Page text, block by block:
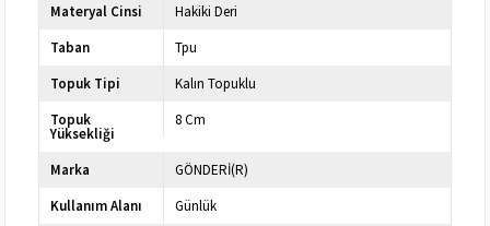
Materyal Cinsi
Hakiki Deri
Taban
Tpu
Topuk Tipi
Kalın Topuklu
Topuk
Yüksekliği
8 Cm
Marka
GÖNDERİ(R)
Kullanım Alanı
Günlük